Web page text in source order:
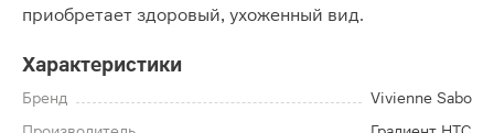
приобретает здоровый, ухоженный вид.
Характеристики
Бренд
Vivienne Sabo